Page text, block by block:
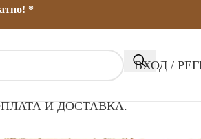
*
ВХОД /
И ДОСТАВКА.